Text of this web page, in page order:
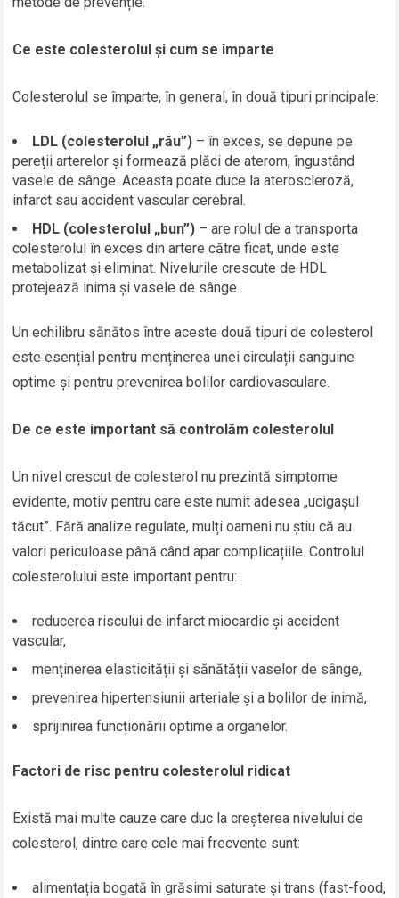
Ce este colesterolul și cum se împarte
Colesterolul se împarte, în general, în două tipuri principale:
LDL (colesterolul „rău”) – în exces, se depune pe
pereții arterelor și formează plăci de aterom, îngustând
vasele de sânge. Aceasta poate duce la ateroscleroză,
infarct sau accident vascular cerebral.
HDL (colesterolul „bun”) – are rolul de a transporta
colesterolul în exces din artere către ficat, unde este
metabolizat și eliminat. Nivelurile crescute de HDL
protejează inima și vasele de sânge.
Un echilibru sănătos între aceste două tipuri de colesterol
este esențial pentru menținerea unei circulații sanguine
optime și pentru prevenirea bolilor cardiovasculare.
De ce este important să controlăm colesterolul
Un nivel crescut de colesterol nu prezintă simptome
evidente, motiv pentru care este numit adesea „ucigașul
tăcut”. Fără analize regulate, mulți oameni nu știu că au
valori periculoase până când apar complicațiile. Controlul
colesterolului este important pentru:
reducerea riscului de infarct miocardic și accident
vascular,
menținerea elasticității și sănătății vaselor de sânge,
prevenirea hipertensiunii arteriale și a bolilor de inimă,
sprijinirea funcționării optime a organelor.
Factori de risc pentru colesterolul ridicat
Există mai multe cauze care duc la creșterea nivelului de
colesterol, dintre care cele mai frecvente sunt:
alimentația bogată în grăsimi saturate și trans (fast-food,